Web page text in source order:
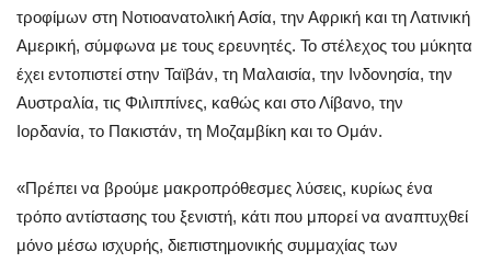
τροφίμων στη Νοτιοανατολική Ασία, την Αφρική και τη Λατινική
Αμερική, σύμφωνα με τους ερευνητές. Το στέλεχος του μύκητα
έχει εντοπιστεί στην Ταϊβάν, τη Μαλαισία, την Ινδονησία, την
Αυστραλία, τις Φιλιππίνες, καθώς και στο Λίβανο, την
Ιορδανία, το Πακιστάν, τη Μοζαμβίκη και το Ομάν.
«Πρέπει να βρούμε μακροπρόθεσμες λύσεις, κυρίως ένα
τρόπο αντίστασης του ξενιστή, κάτι που μπορεί να αναπτυχθεί
μόνο μέσω ισχυρής, διεπιστημονικής συμμαχίας των